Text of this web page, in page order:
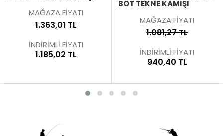
MAĞAZA FİYATI
1.363,01 TL
İNDİRİMLİ FİYATI
1.185,02 TL
BOT TEKNE KAMIŞI
MAĞAZA FİYATI
1.081,27 TL
İNDİRİMLİ FİYATI
940,40 TL